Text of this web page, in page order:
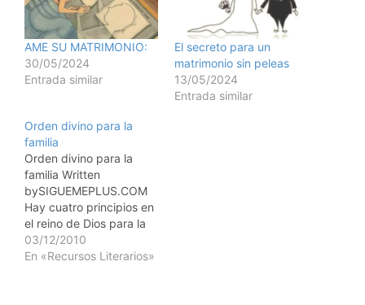
AME SU MATRIMONIO:
30/05/2024
Entrada similar
El secreto para un
matrimonio sin peleas
13/05/2024
Entrada similar
Orden divino para la
familia
Orden divino para la
familia Written
bySIGUEMEPLUS.COM
Hay cuatro principios en
el reino de Dios para la
familia. Si t quieres que
el Reino venga a tu
03/12/2010
En «Recursos Literarios»